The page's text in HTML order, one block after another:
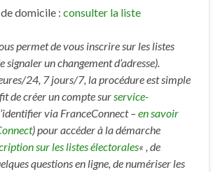
domicile : consulter la liste
permet de vous inscrire sur les listes
signaler un changement d’adresse).
24, 7 jours/7, la procédure est simple
de créer un compte sur service-
via FranceConnect –en savoir
) pour accéder à la démarche
sur les listes électorales« , de
questions en ligne, de numériser les